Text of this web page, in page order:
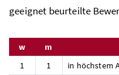
geeignet beurteilte
w
m
1
1
in höchstem